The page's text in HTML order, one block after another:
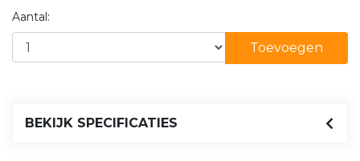
Aantal:
Toevoegen
BEKIJK SPECIFICATIES